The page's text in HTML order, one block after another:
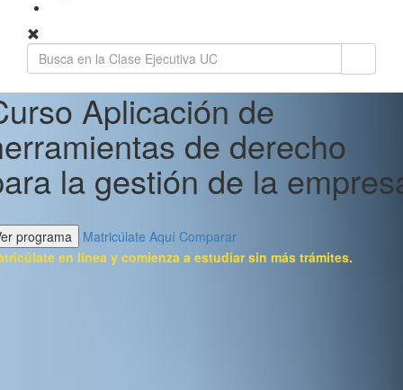
Aplicación de
de derecho
la gestión de la
programa Matricúlate Aquí Comparar
en línea y comienza a estudiar sin más trámites.